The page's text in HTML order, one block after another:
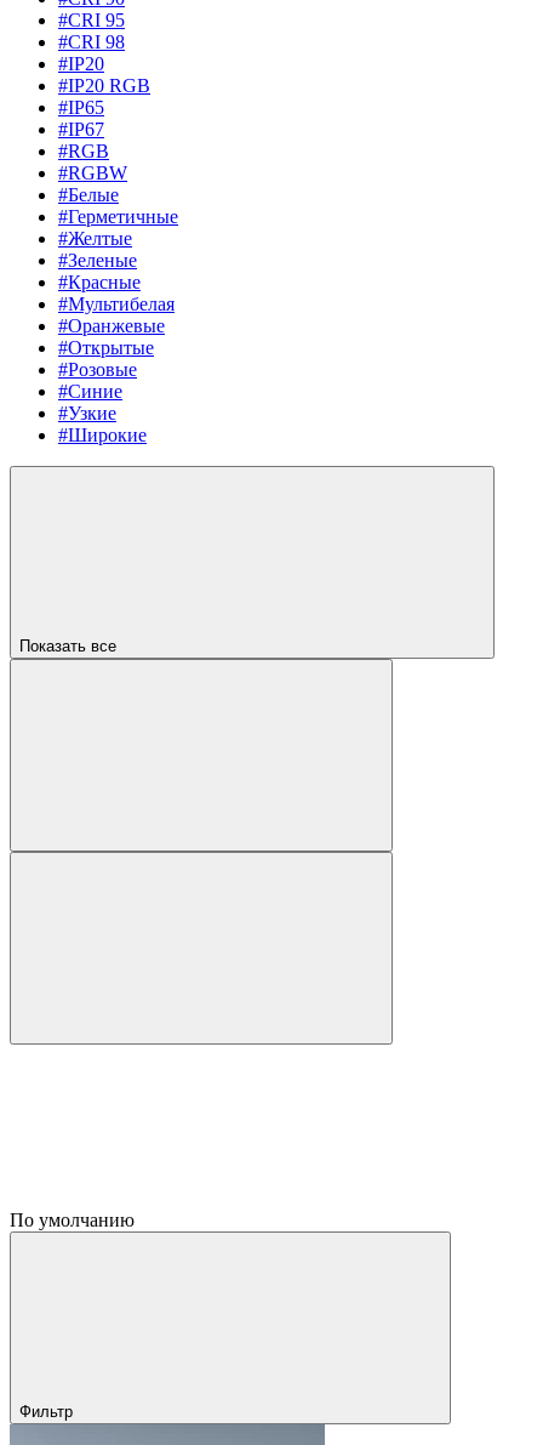
#CRI 95
#CRI 98
#IP20
#IP20 RGB
#IP65
#IP67
#RGB
#RGBW
#Белые
#Герметичные
#Желтые
#Зеленые
#Красные
#Мультибелая
#Оранжевые
#Открытые
#Розовые
#Синие
#Узкие
#Широкие
Показать все
По умолчанию
Фильтр